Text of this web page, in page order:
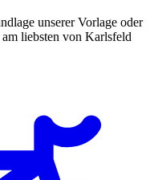
unserer Vorlage oder
liebsten von Karlsfeld